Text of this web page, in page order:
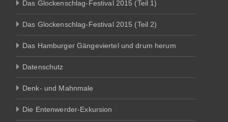
Das Glockenschlag-Festival 2015 (Teil 1)
Das Glockenschlag-Festival 2015 (Teil 2)
Das Hamburger Gängeviertel und drum herum
Datenschutz
Denk- und Mahnmale
Die Entenwerder-Exkursion